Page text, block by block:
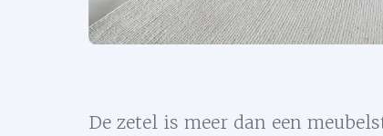
De zetel is meer dan een